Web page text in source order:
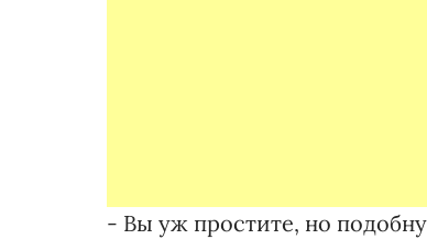
- Вы уж простите, но